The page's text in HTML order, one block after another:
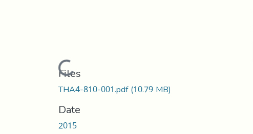
Loading...
Files
THA4-810-001.pdf(10.79 MB)
Date
2015